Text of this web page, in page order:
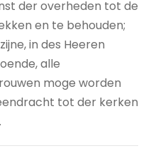
der overheden tot de
en te behouden;
in des Heeren
alle
moge worden
tot der kerken